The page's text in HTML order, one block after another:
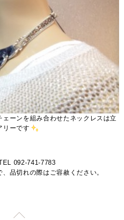
ーンを組み合わせたネックレスは立
リーです
092-741-7783
品切れの際はご容赦ください。